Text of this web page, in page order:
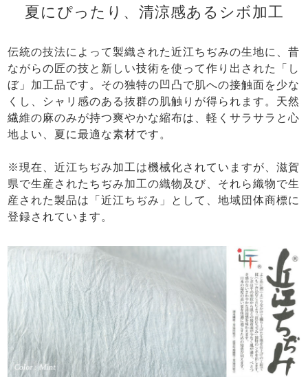
夏にぴったり、清涼感あるシボ加工
伝統の技法によって製織された近江ちぢみの生地に、昔
ながらの匠の技と新しい技術を使って作り出された「し
ぼ」加工品です。その独特の凹凸で肌への接触面を少な
くし、シャリ感のある抜群の肌触りが得られます。天然
繊維の麻のみが持つ爽やかな縮布は、軽くサラサラと心
地よい、夏に最適な素材です。
※現在、近江ちぢみ加工は機械化されていますが、滋賀
県で生産されたちぢみ加工の織物及び、それら織物で生
産された製品は「近江ちぢみ」として、地域団体商標に
登録されています。